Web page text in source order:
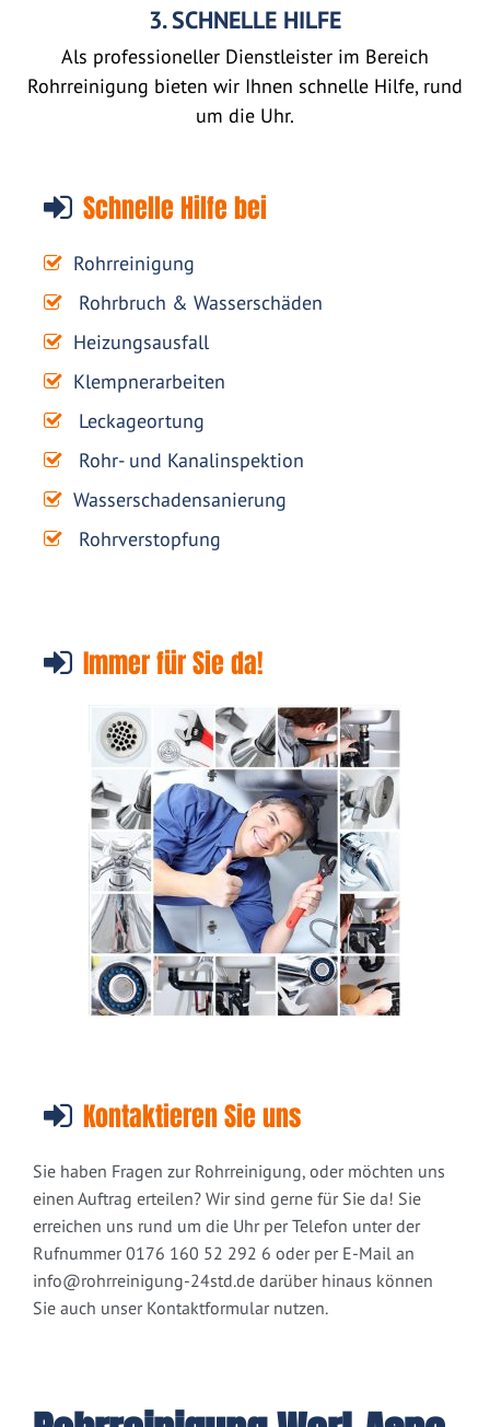
3. SCHNELLE HILFE
Als professioneller Dienstleister im Bereich
Rohrreinigung bieten wir Ihnen schnelle Hilfe, rund
um die Uhr.
Schnelle Hilfe bei
Rohrreinigung
Rohrbruch & Wasserschäden
Heizungsausfall
Klempnerarbeiten
Leckageortung
Rohr- und Kanalinspektion
Wasserschadensanierung
Rohrverstopfung
Immer für Sie da!
Kontaktieren Sie uns
Sie haben Fragen zur Rohrreinigung, oder möchten uns
einen Auftrag erteilen? Wir sind gerne für Sie da! Sie
erreichen uns rund um die Uhr per Telefon unter der
Rufnummer 0176 160 52 292 6 oder per E-Mail an
info@rohrreinigung-24std.de darüber hinaus können
Sie auch unser Kontaktformular nutzen.